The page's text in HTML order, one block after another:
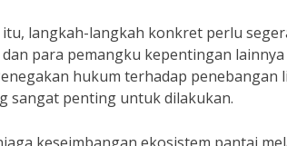
langkah-langkah konkret perlu
para pemangku kepentingan
hukum terhadap
sangat penting untuk dilakukan.